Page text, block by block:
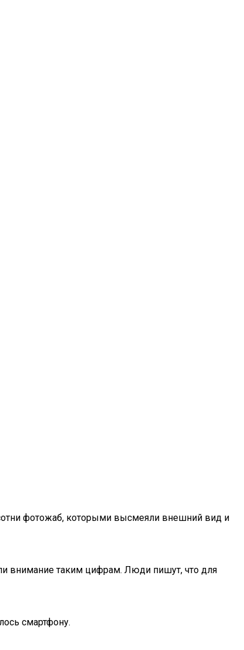
фотожаб, которыми высмеяли внешний вид и
внимание таким цифрам. Люди пишут, что для
смартфону.